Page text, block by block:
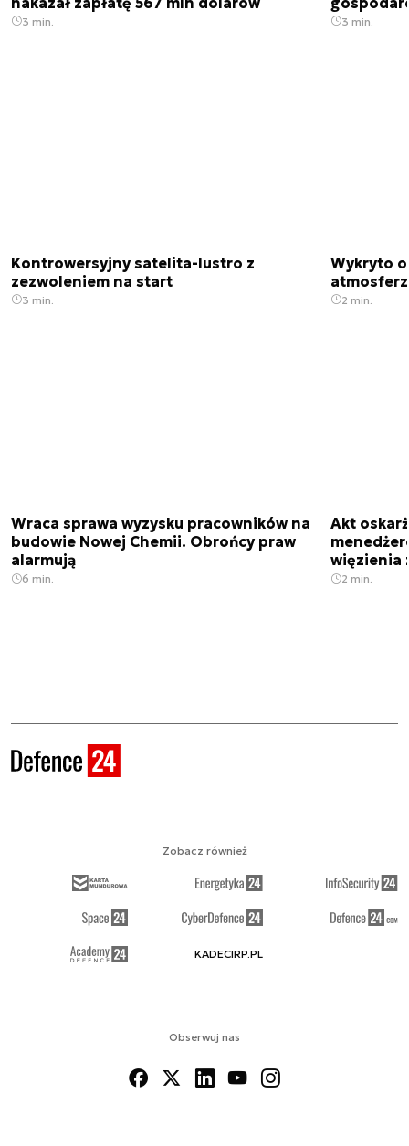
3 min. 3 min.
Kontrowersyjny satelita-lustro z
zezwoleniem na start
3 min.
Wykryto
2 min.
Wraca sprawa wyzysku pracowników na
budowie Nowej Chemii. Obrońcy praw
alarmują
6 min.
Akt
więzienia
2 min.
Obserwuj nas
Zobacz również
KADECIRP.PL